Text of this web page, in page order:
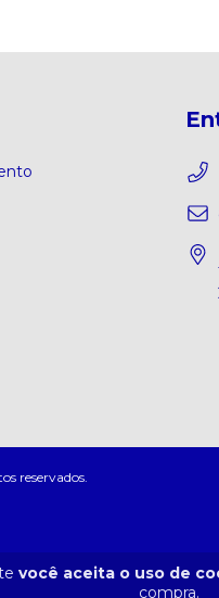
você aceita o uso de
compra.
reservados.